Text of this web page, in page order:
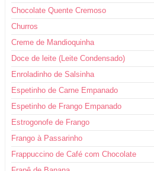
Chocolate Quente Cremoso
Churros
Creme de Mandioquinha
Doce de leite (Leite Condensado)
Enroladinho de Salsinha
Espetinho de Carne Empanado
Espetinho de Frango Empanado
Estrogonofe de Frango
Frango à Passarinho
Frappuccino de Café com Chocolate